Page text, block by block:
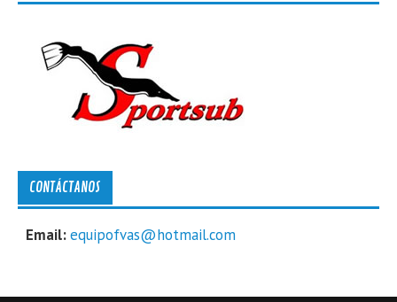
CONTÁCTANOS
Email:equipofvas@hotmail.com